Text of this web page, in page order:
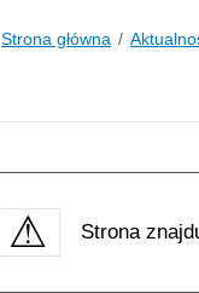
Strona główna
Strona